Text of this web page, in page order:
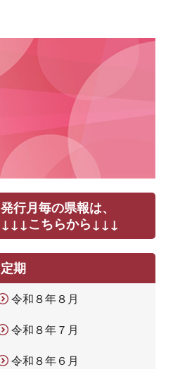
発行月毎の県報は、
↓↓↓こちらから↓↓↓
定期
令和８年８月
令和８年７月
令和８年６月